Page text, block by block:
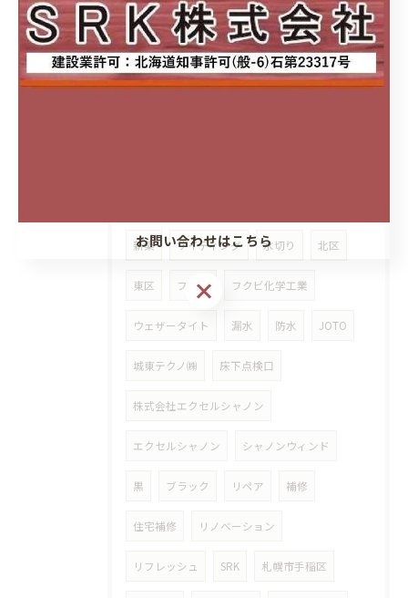
スタイリッシュカウンター アイカ工業
清掃性 スタイリッシュ
アクセントクロス サティス サティスS
新築 サイディング 水切り 北区
東区 フクビ フクビ化学工業
ウェザータイト 漏水 防水 JOTO
城東テクノ㈱ 床下点検口
株式会社エクセルシャノン
エクセルシャノン シャノンウィンド
黒 ブラック リペア 補修
住宅補修 リノベーション
リフレッシュ SRK 札幌市手稲区
お問い合わせはこちら